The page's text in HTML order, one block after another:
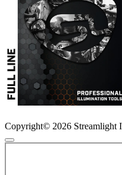
Copyright© 2026 Streamlight